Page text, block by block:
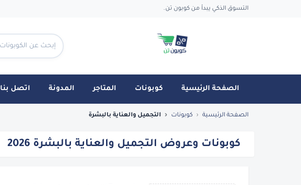
التسوق الذكي يبدأ من كوبون تن.
الصفحة الرئيسية كوبونات المتاجر المدونة اتصل بنا
كوبونات وعروض التجميل والعناية بالبشرة 2026 - CouponTen
الصفحة الرئيسية كوبونات التجميل والعناية بالبشرة
كوبونات وعروض التجميل والعناية بالبشرة 2026